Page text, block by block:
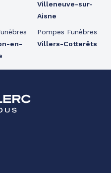
en-
Villeneuve-sur-
Aisne
Pompes Funèbres
Villers-Cotterêts